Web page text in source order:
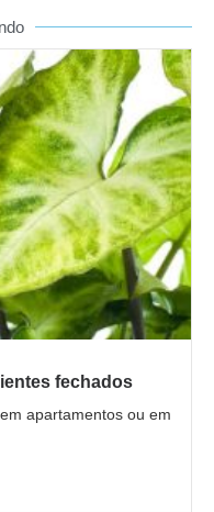
fechados
apartamentos ou em